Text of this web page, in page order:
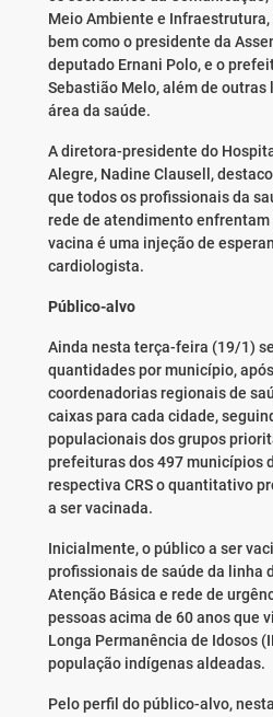
Meio Ambiente e
bem como o presidente da
deputado Ernani Polo, e o
Sebastião Melo, além de
área da saúde.
A diretora-presidente do
Alegre, Nadine Clausell,
que todos os profissionais da
rede de atendimento enfrentam
vacina é uma injeção de
cardiologista.
Público-alvo
Ainda nesta terça-feira (19/1)
quantidades por município,
coordenadorias regionais de
caixas para cada cidade,
populacionais dos grupos
prefeituras dos 497 municípios
respectiva CRS o quantitativo
a ser vacinada.
Inicialmente, o público a ser
profissionais de saúde da linha
Atenção Básica e rede de
pessoas acima de 60 anos que
Longa Permanência de Idosos
população indígenas aldeadas.
Pelo perfil do público-alvo,